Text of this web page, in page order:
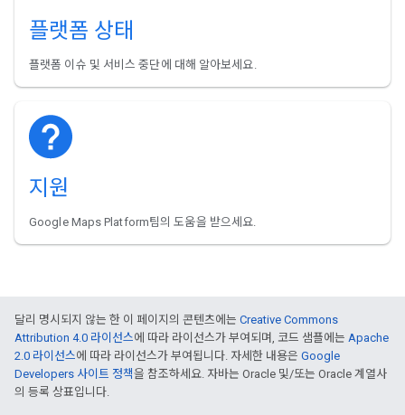
플랫폼 상태
플랫폼 이슈 및 서비스 중단에 대해 알아보세요.
지원
Google Maps Platform팀의 도움을 받으세요.
달리 명시되지 않는 한 이 페이지의 콘텐츠에는 Creative Commons
Attribution 4.0 라이선스에 따라 라이선스가 부여되며, 코드 샘플에는 Apache
2.0 라이선스에 따라 라이선스가 부여됩니다. 자세한 내용은 Google
Developers 사이트 정책을 참조하세요. 자바는 Oracle 및/또는 Oracle 계열사
의 등록 상표입니다.